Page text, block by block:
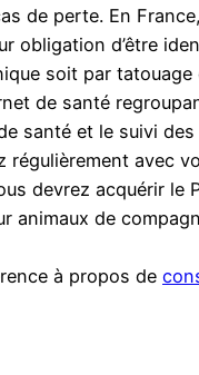
de perte. En
obligation d’être
soit par tatouage
de santé
santé et le suivi des
régulièrement avec
devrez acquérir le
animaux de
à propos de